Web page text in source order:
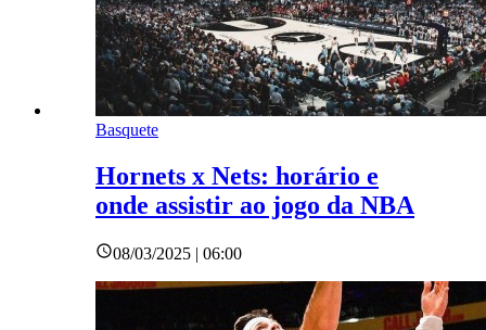
Basquete
Hornets x Nets: horário e
onde assistir ao jogo da NBA
08/03/2025 | 06:00